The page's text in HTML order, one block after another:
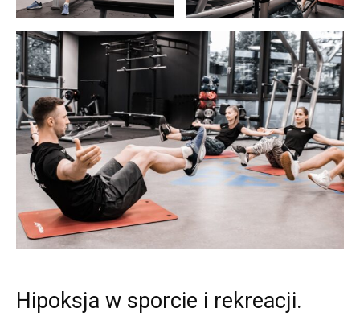
Hipoksja w sporcie i rekreacji.